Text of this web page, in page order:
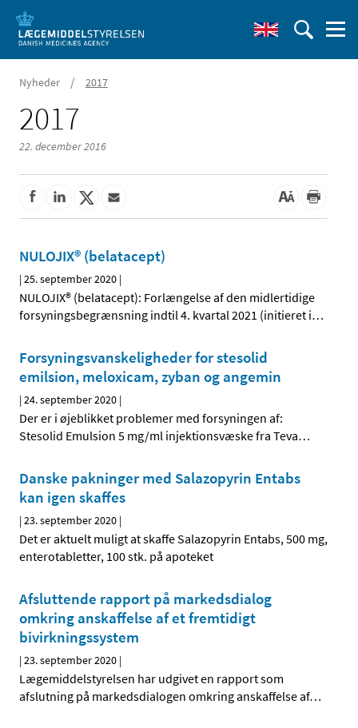
Nyheder / 2017
2017
22. december 2016
NULOJIX® (belatacept)
|25. september 2020 |
NULOJIX® (belatacept): Forlængelse af den midlertidige
forsyningsbegrænsning indtil 4. kvartal 2021 (initieret i…
Forsyningsvanskeligheder for stesolid
emilsion, meloxicam, zyban og angemin
|24. september 2020 |
Der er i øjeblikket problemer med forsyningen af:
Stesolid Emulsion 5 mg/ml injektionsvæske fra Teva…
Danske pakninger med Salazopyrin Entabs
kan igen skaffes
|23. september 2020 |
Det er aktuelt muligt at skaffe Salazopyrin Entabs, 500 mg,
enterotabletter, 100 stk. på apoteket
Afsluttende rapport på markedsdialog
omkring anskaffelse af et fremtidigt
bivirkningssystem
|23. september 2020 |
Lægemiddelstyrelsen har udgivet en rapport som
afslutning på markedsdialogen omkring anskaffelse af…